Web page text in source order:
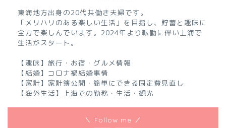
東海地方出身の20代共働き夫婦です。
「メリハリのある楽しい生活」を目指し、貯蓄と趣味に
全力で楽しんでいます。2024年より転勤に伴い上海で
生活がスタート。
【趣味】旅行・お宿・グルメ情報
【結婚】コロナ禍結婚事情
【家計】家計簿公開・簡単にできる固定費見直し
【海外生活】上海での勤務・生活・観光
＼ Follow me ／